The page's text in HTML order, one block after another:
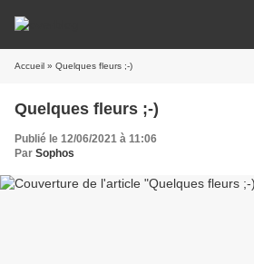
Accueil » Quelques fleurs ;-)
Quelques fleurs ;-)
Publié le 12/06/2021 à 11:06
Par Sophos